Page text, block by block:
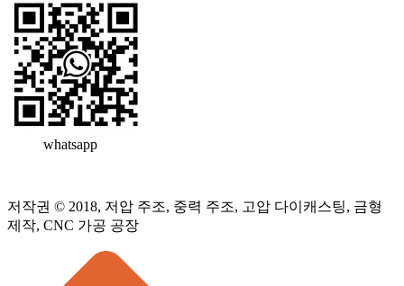
whatsapp
저작권 © 2018, 저압 주조, 중력 주조, 고압 다이캐스팅, 금형
제작, CNC 가공 공장